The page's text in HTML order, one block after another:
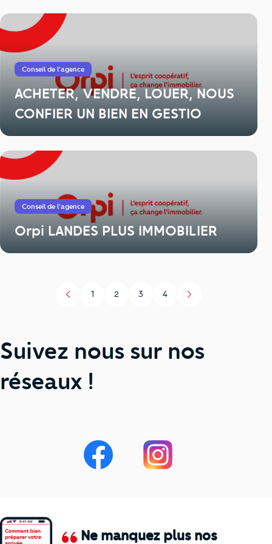
Conseil de l'agence
ACHETER, VENDRE, LOUER, NOUS
CONFIER UN BIEN EN GESTIO
Conseil de l'agence
Orpi LANDES PLUS IMMOBILIER
Page
1
Page
2
Page
3
Page
4
Suivez nous sur nos
réseaux !
Ne manquez plus nos